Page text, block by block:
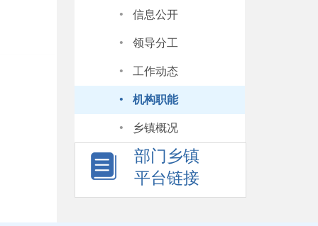
· 信息公开
· 领导分工
· 工作动态
· 机构职能
· 乡镇概况
部门乡镇
平台链接